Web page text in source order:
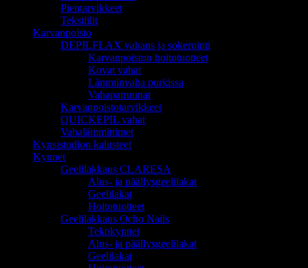
Pientarvikkeet
Tekstiilit
Karvanpoisto
DEPILFLAX vahaus ja sokerointi
Karvanpoiston hoitotuotteet
Kovat vahat
Lämminvaha purkissa
Vahapatruunat
Karvanpoistotarvikkeet
QUICKEPIL vahat
Vahalämmittimet
Kynsistudion kalusteet
Kynnet
Geelilakkaus CLARESA
Alus- ja päällysgeelilakat
Geelilakat
Hoitotuotteet
Geelilakkaus Ocho Nails
Tekokynnet
Alus- ja päällysgeelilakat
Geelilakat